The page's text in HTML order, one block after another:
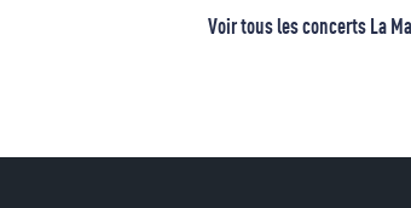
Voir tous les concerts La